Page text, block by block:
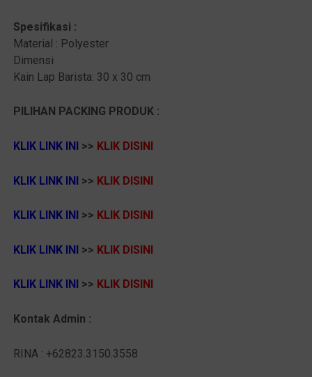
Spesifikasi :
Material : Polyester
Dimensi
Kain Lap Barista: 30 x 30 cm
PILIHAN PACKING PRODUK :
KLIK LINK INI >> KLIK DISINI
KLIK LINK INI >> KLIK DISINI
KLIK LINK INI >> KLIK DISINI
KLIK LINK INI >> KLIK DISINI
KLIK LINK INI >> KLIK DISINI
Kontak Admin :
RINA : +62823.3150.3558